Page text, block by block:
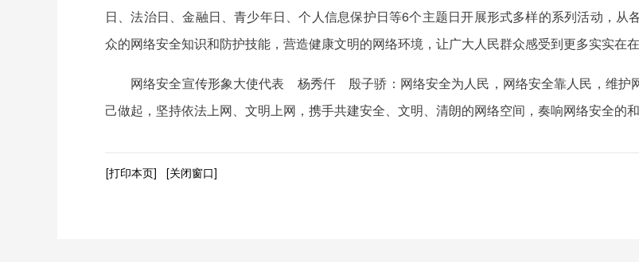
日、法治日、金融日、青少年日、个人信息保护日等6个主题日开展形式多样的系列活动，
众的网络安全知识和防护技能，营造健康文明的网络环境，让广大人民群众感受到更多实实在
网络安全宣传形象大使代表 杨秀仟 殷子骄：网络安全为人民，网络安全靠人民，维护
己做起，坚持依法上网、文明上网，携手共建安全、文明、清朗的网络空间，奏响网络安全的和
[打印本页] [关闭窗口]